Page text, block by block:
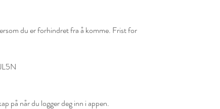
du er forhindret fra å komme. Frist for
på når du logger deg inn i appen.